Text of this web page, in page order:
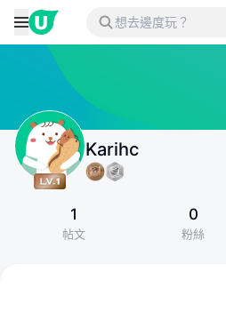
Karihc
1
帖文
0
粉絲